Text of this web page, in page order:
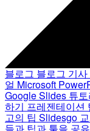
블로그 블로그 기
얼 Microsoft
Google Slides 튜토
하기 프레젠테이션
고의 팁 Slidesgo